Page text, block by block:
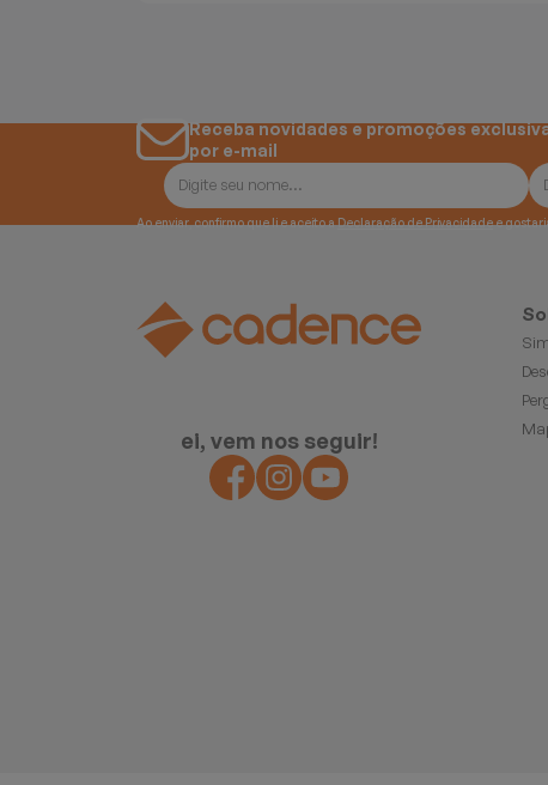
Receba novidades e promoções
por e-mail
Ao enviar, confirmo que li e aceito a Declaração de Privacidade
ei, vem nos seguir!